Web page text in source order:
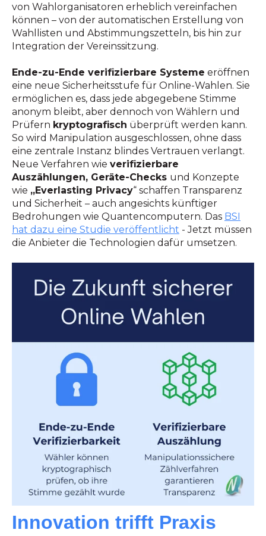
von Wahlorganisatoren erheblich vereinfachen
können – von der automatischen Erstellung von
Wahllisten und Abstimmungszetteln, bis hin zur
Integration der Vereinssitzung.
Ende-zu-Ende verifizierbare Systeme eröffnen
eine neue Sicherheitsstufe für Online-Wahlen. Sie
ermöglichen es, dass jede abgegebene Stimme
anonym bleibt, aber dennoch von Wählern und
Prüfern kryptografisch überprüft werden kann.
So wird Manipulation ausgeschlossen, ohne dass
eine zentrale Instanz blindes Vertrauen verlangt.
Neue Verfahren wie verifizierbare
Auszählungen, Geräte-Checks und Konzepte
wie „Everlasting Privacy“ schaffen Transparenz
und Sicherheit – auch angesichts künftiger
Bedrohungen wie Quantencomputern. Das BSI
hat dazu eine Studie veröffentlicht - Jetzt müssen
die Anbieter die Technologien dafür umsetzen.
Innovation trifft Praxis